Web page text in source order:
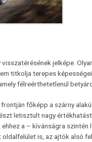
jelképe.
titkolja terepes
félreérthetetlenül
főképp a szárny
letisztult nagy
a – kívánságra szintén
is, az ajtók alsó